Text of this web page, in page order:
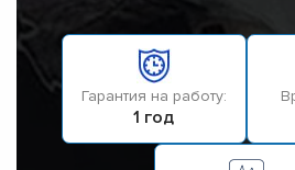
Гарантия на работу:
1 год